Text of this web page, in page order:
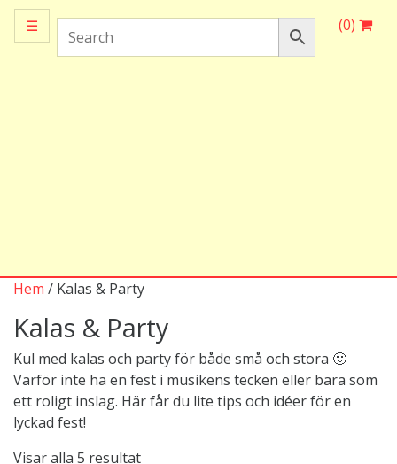
☰ (0)
Hem / Kalas & Party
Kalas & Party
Kul med kalas och party för både små och stora 🙂
Varför inte ha en fest i musikens tecken eller bara som
ett roligt inslag. Här får du lite tips och idéer för en
lyckad fest!
Visar alla 5 resultat